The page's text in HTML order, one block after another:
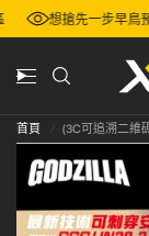
想搶先一步早
首頁 (3C可追溯二維